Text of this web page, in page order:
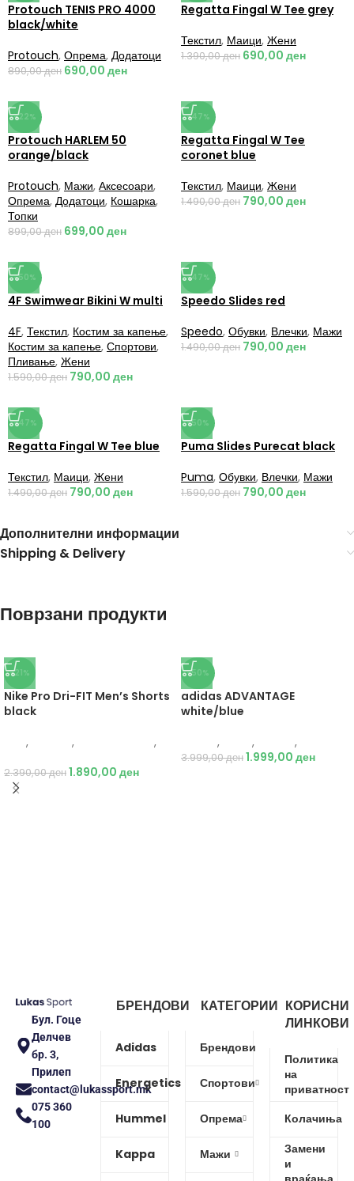
Protouch TENIS PRO 4000
black/white
Protouch, Опрема, Додатоци
890,00ден 690,00 ден
Regatta Fingal W Tee grey
Текстил, Маици, Жени
1.390,00ден 690,00 ден
-22%
Protouch HARLEM 50
orange/black
Protouch, Мажи, Аксесоари,
Опрема, Додатоци, Кошарка,
Топки
899,00ден 699,00 ден
-47%
Regatta Fingal W Tee
coronet blue
Текстил, Маици, Жени
1.490,00ден 790,00 ден
-50%
4F Swimwear Bikini W multi
4F, Текстил, Костим за капење,
Костим за капење, Спортови,
Пливање, Жени
1.590,00ден 790,00 ден
-47%
Speedo Slides red
Speedo, Обувки, Влечки, Мажи
1.490,00ден 790,00 ден
-47%
Regatta Fingal W Tee blue
Текстил, Маици, Жени
1.490,00ден 790,00 ден
-50%
Puma Slides Purecat black
Puma, Обувки, Влечки, Мажи
1.590,00ден 790,00 ден
Дополнителни информации
Shipping & Delivery
Поврзани продукти
-21%
Nike Pro Dri-FIT Men’s Shorts
black
, ,
,
2.390,00ден1.890,00 ден
-50%
adidas ADVANTAGE
white/blue
, , ,
3.999,00ден1.999,00 ден
Бул. Гоце
Делчев
бр. 3,
Прилеп
contact@lukassport.mk
075 360
100
БРЕНДОВИ
Adidas
Energetics
Hummel
Kappa
КАТЕГОРИИ
Брендови
Спортови
Опрема
Мажи
КОРИСНИ
ЛИНКОВИ
Политика
на
приватност
Колачиња
Замени
и